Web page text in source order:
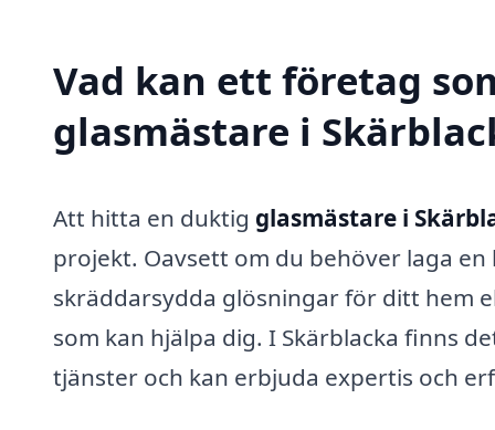
Vad kan ett företag
glasmästare i
Att hitta en duktig glasmästare i
projekt. Oavsett om du behöver laga
skräddarsydda glösningar för ditt hem
som kan hjälpa dig. I Skärblacka finns
tjänster och kan erbjuda expertis och